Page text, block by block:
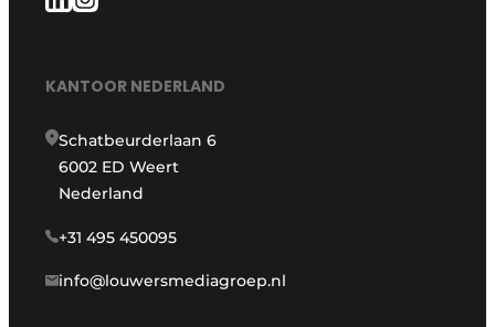
KANTOOR NEDERLAND
Schatbeurderlaan 6
6002 ED Weert
Nederland
+31 495 450095
info@louwersmediagroep.nl